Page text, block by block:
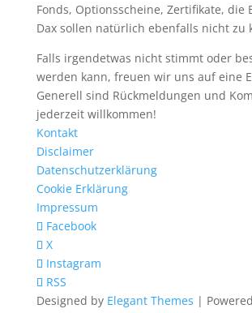
Fonds, Optionsscheine, Zertifikate, die
Dax sollen natürlich ebenfalls nicht zu
Falls irgendetwas nicht stimmt oder
werden kann, freuen wir uns auf eine
Generell sind Rückmeldungen und
jederzeit willkommen!
Kontakt
Disclaimer
Datenschutzerklärung
Cookie Erklärung
Impressum
Facebook
X
Instagram
RSS
Designed by Elegant Themes |